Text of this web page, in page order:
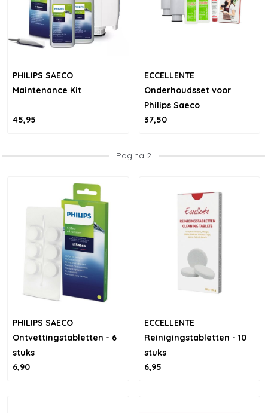
PHILIPS SAECO
Maintenance Kit
45,95
ECCELLENTE
Onderhoudsset voor
Philips Saeco
37,50
Pagina 2
PHILIPS SAECO
Ontvettingstabletten - 6
stuks
6,90
ECCELLENTE
Reinigingstabletten - 10
stuks
6,95